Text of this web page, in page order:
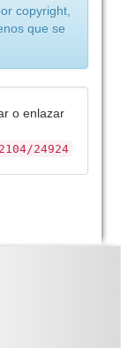
copyright,
que se
o enlazar
24924